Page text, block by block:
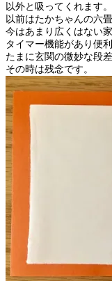
以外と吸ってくれます。
以前はたかちゃんの六
今はあまり広くはない
タイマー機能があり便利
たまに玄関の微妙な段
その時は残念です。